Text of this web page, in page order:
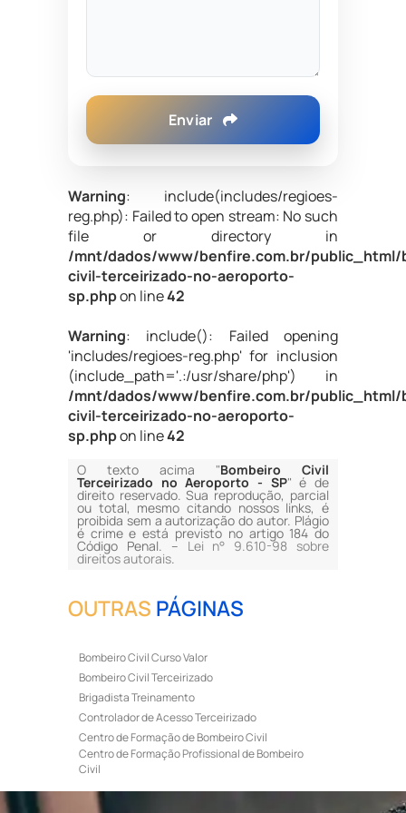
Enviar
Warning: include(includes/regioes-
reg.php): Failed to open stream: No such
file or directory in
/mnt/dados/www/benfire.com.br/public_html/
civil-terceirizado-no-aeroporto-
sp.phpon line42
Warning: include(): Failed opening
'includes/regioes-reg.php' for inclusion
(include_path='.:/usr/share/php') in
/mnt/dados/www/benfire.com.br/public_html/
civil-terceirizado-no-aeroporto-
sp.phpon line42
O texto acima "Bombeiro Civil
Terceirizado no Aeroporto - SP" é de
direito reservado. Sua reprodução, parcial
ou total, mesmo citando nossos links, é
proibida sem a autorização do autor. Plágio
é crime e está previsto no artigo 184 do
Código Penal. – Lei n° 9.610-98 sobre
direitos autorais.
OUTRAS PÁGINAS
Bombeiro Civil Curso Valor
Bombeiro Civil Terceirizado
Brigadista Treinamento
Controlador de Acesso Terceirizado
Centro de Formação de Bombeiro Civil
Centro de Formação Profissional de Bombeiro
Civil
Curso de Bombeiro Civil
Curso de Bombeiro Civil Preço